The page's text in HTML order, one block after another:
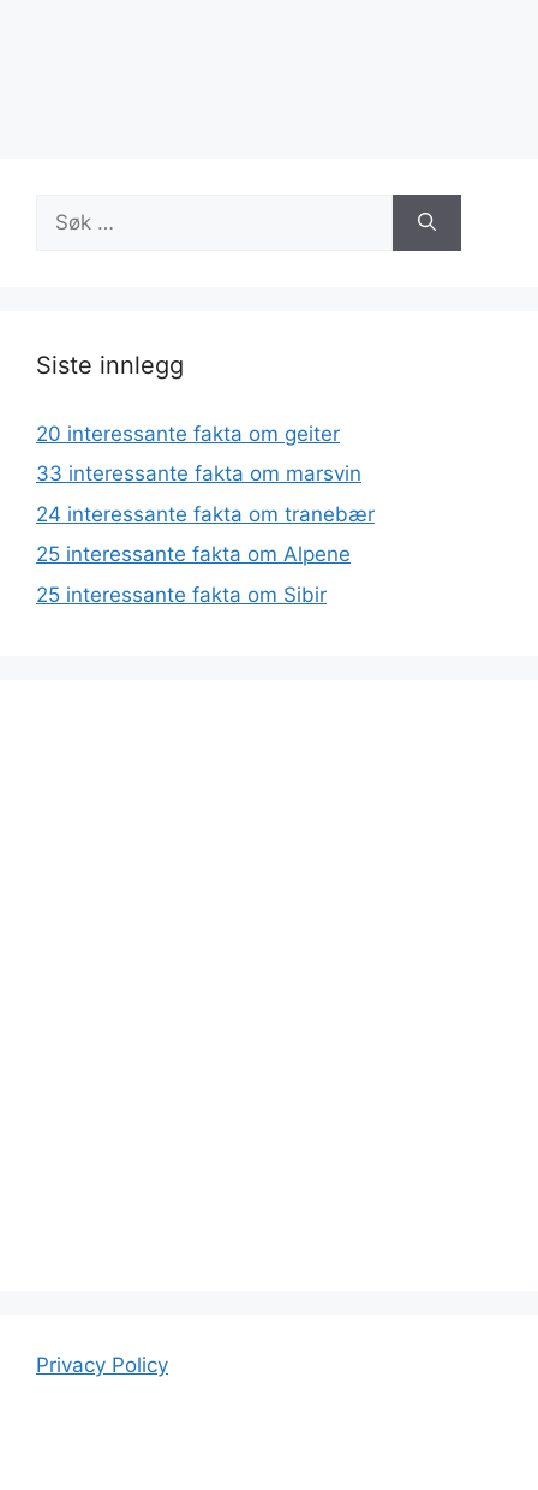
etter:
Siste innlegg
20 interessante fakta om geiter
33 interessante fakta om marsvin
24 interessante fakta om tranebær
25 interessante fakta om Alpene
25 interessante fakta om Sibir
Privacy Policy